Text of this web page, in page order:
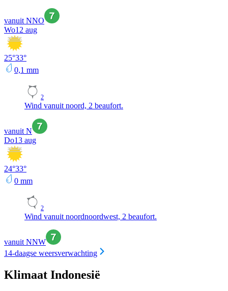
vanuit NNO
Wo12 aug
25°33°
0,1 mm
2
Wind vanuit noord, 2 beaufort.
vanuit N
Do13 aug
24°33°
0 mm
2
Wind vanuit noordnoordwest, 2 beaufort.
vanuit NNW
14-daagse weersverwachting
Klimaat Indonesië